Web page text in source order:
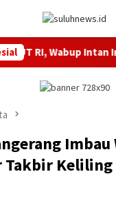
RI, Wabup Intan
Takbir Keliling